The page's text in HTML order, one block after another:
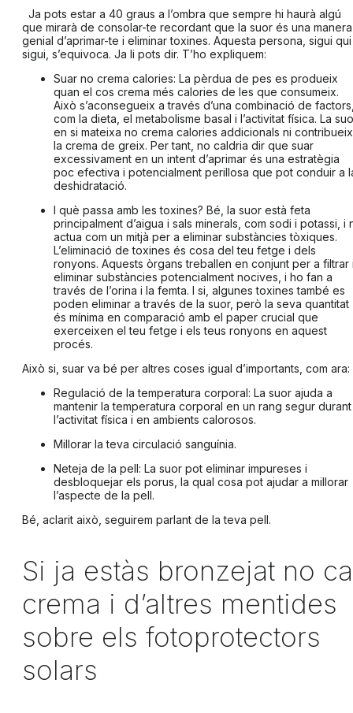
Ja pots estar a 40 graus a l’ombra que sempre hi haurà algú
que mirarà de consolar-te recordant que la suor és una manera
genial d’aprimar-te i eliminar toxines. Aquesta persona, sigui qui
sigui, s’equivoca. Ja li pots dir. T’ho expliquem:
Suar no crema calories: La pèrdua de pes es produeix
quan el cos crema més calories de les que consumeix.
Això s’aconsegueix a través d’una combinació de
com la dieta, el metabolisme basal i l’activitat física. La
en si mateixa no crema calories addicionals ni
la crema de greix. Per tant, no caldria dir que suar
excessivament en un intent d’aprimar és una estratègia
poc efectiva i potencialment perillosa que pot conduir a
deshidratació.
I què passa amb les toxines? Bé, la suor està feta
principalment d’aigua i sals minerals, com sodi i potassi, i
actua com un mitjà per a eliminar substàncies tòxiques.
L’eliminació de toxines és cosa del teu fetge i dels
ronyons. Aquests òrgans treballen en conjunt per a filtrar
eliminar substàncies potencialment nocives, i ho fan a
través de l’orina i la femta. I si, algunes toxines també es
poden eliminar a través de la suor, però la seva quantitat
és mínima en comparació amb el paper crucial que
exerceixen el teu fetge i els teus ronyons en aquest
procés.
Això si, suar va bé per altres coses igual d’importants, com ara:
Regulació de la temperatura corporal: La suor ajuda a
mantenir la temperatura corporal en un rang segur durant
l’activitat física i en ambients calorosos.
Millorar la teva circulació sanguínia.
Neteja de la pell: La suor pot eliminar impureses i
desbloquejar els porus , la qual cosa pot ajudar a millorar
l’aspecte de la pell.
Bé, aclarit això, seguirem parlant de la teva pell.
Si ja estàs bronzejat no
crema i d’altres mentides
sobre els fotoprotectors
solars